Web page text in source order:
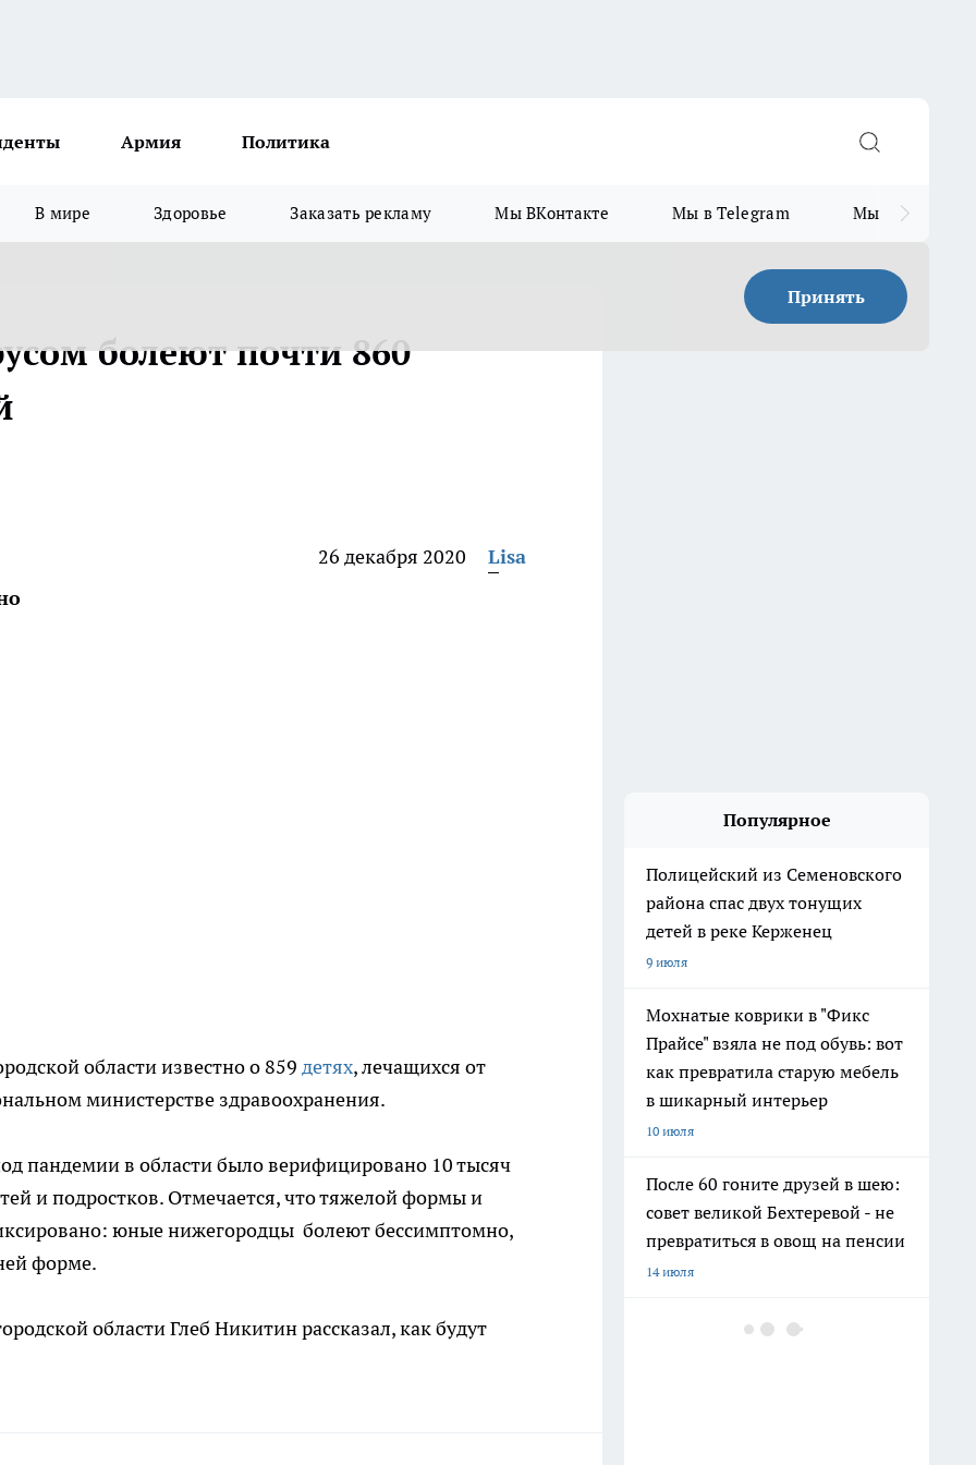
Армия Политика
В мире Здоровье Заказать рекламу Мы ВКонтакте Мы в Telegram Мы в MAX
Принять
болеют почти 860
26 декабря 2020
Lisa
области известно о 859 детях, лечащихся от
министерстве здравоохранения.
пандемии в области было верифицировано 10 тысяч
и подростков. Отмечается, что тяжелой формы и
юные нижегородцы болеют бессимптомно,
форме.
области Глеб Никитин рассказал, как будут
Популярное
Полицейский из Семеновского
района спас двух тонущих
детей в реке Керженец
9 июля
Мохнатые коврики в "Фикс
Прайсе" взяла не под обувь: вот
как превратила старую мебель
в шикарный интерьер
10 июля
После 60 гоните друзей в шею:
совет великой Бехтеревой - не
превратиться в овощ на пенсии
14 июля
Гигант с нежной душой: как